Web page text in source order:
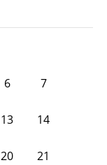
6 7
13 14
20 21